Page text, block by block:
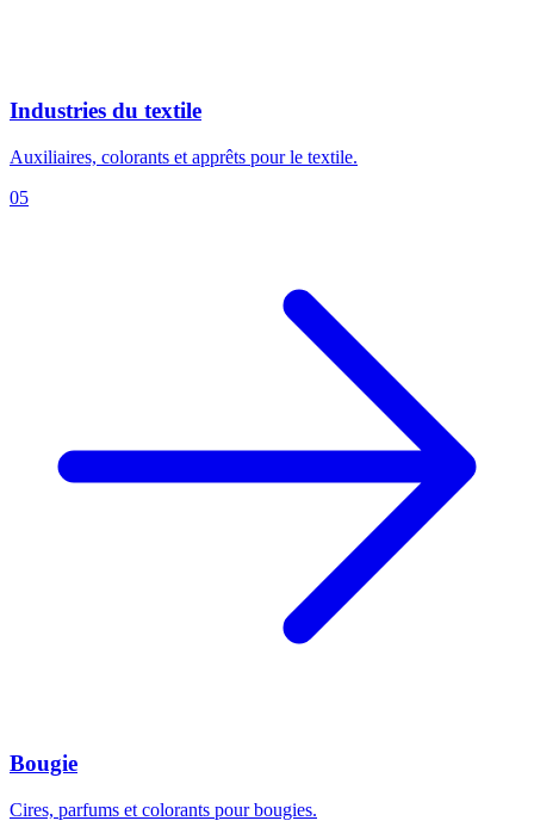
Industries du textile
Auxiliaires, colorants et apprêts pour le textile.
05
Bougie
Cires, parfums et colorants pour bougies.